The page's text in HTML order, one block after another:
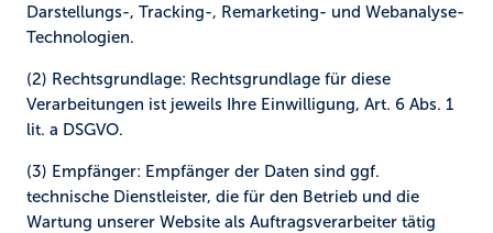
Darstellungs-, Tracking-, Remarketing- und Webanalyse-
Technologien.
(2) Rechtsgrundlage: Rechtsgrundlage für diese
Verarbeitungen ist jeweils Ihre Einwilligung, Art. 6 Abs. 1
lit. a DSGVO.
(3) Empfänger: Empfänger der Daten sind ggf.
technische Dienstleister, die für den Betrieb und die
Wartung unserer Website als Auftragsverarbeiter tätig